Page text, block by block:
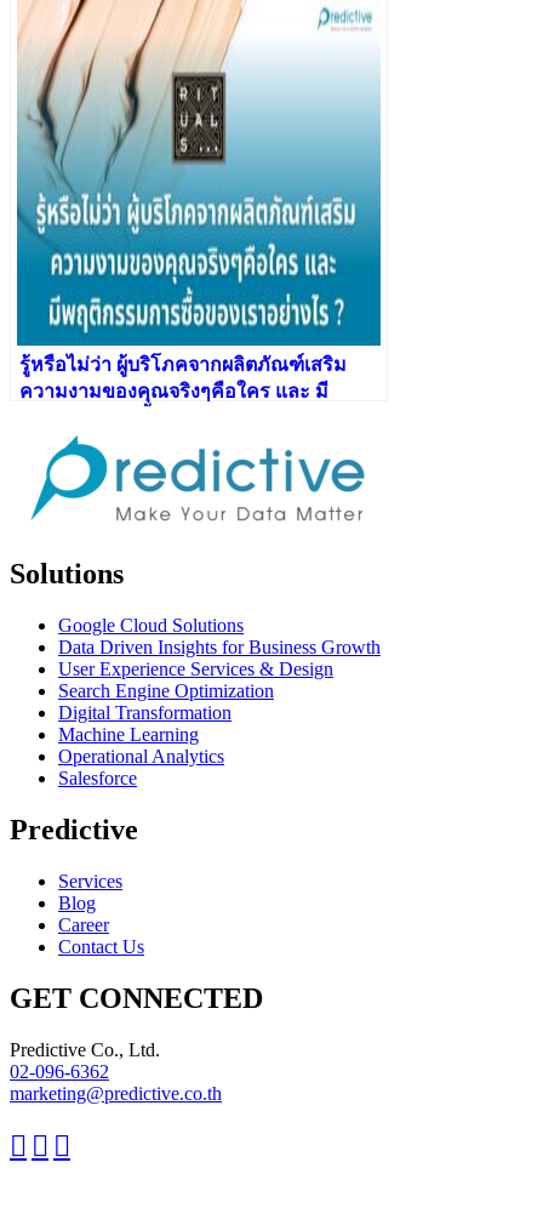
รู้หรือไม่ว่า ผู้บริโภคจากผลิตภัณฑ์เสริม
ความงามของคุณจริงๆคือใคร และ มี
Solutions
Google Cloud Solutions
Data Driven Insights for Business Growth
User Experience Services & Design
Search Engine Optimization
Digital Transformation
Machine Learning
Operational Analytics
Salesforce
Predictive
Services
Blog
Career
Contact Us
GET CONNECTED
Predictive Co., Ltd.
02-096-6362
marketing@predictive.co.th